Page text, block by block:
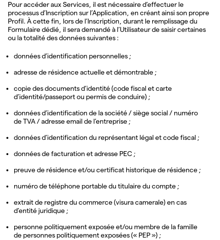
Pour accéder aux Services, il est nécessaire d’effectuer le
processus d’Inscription sur l’Application, en créant ainsi son propre
Profil. À cette fin, lors de l’Inscription, durant le remplissage du
Formulaire dédié, il sera demandé à l’Utilisateur de saisir certaines
ou la totalité des données suivantes :
données d’identification personnelles ;
adresse de résidence actuelle et démontrable ;
copie des documents d’identité (code fiscal et carte
d’identité/passeport ou permis de conduire) ;
données d’identification de la société / siège social / numéro
de TVA / adresse email de l’entreprise ;
données d’identification du représentant légal et code fiscal ;
données de facturation et adresse PEC ;
preuve de résidence et/ou certificat historique de résidence ;
numéro de téléphone portable du titulaire du compte ;
extrait de registre du commerce (visura camerale) en cas
d’entité juridique ;
personne politiquement exposée et/ou membre de la famille
de personnes politiquement exposées (« PEP ») ;